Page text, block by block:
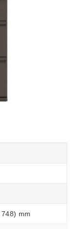
mm